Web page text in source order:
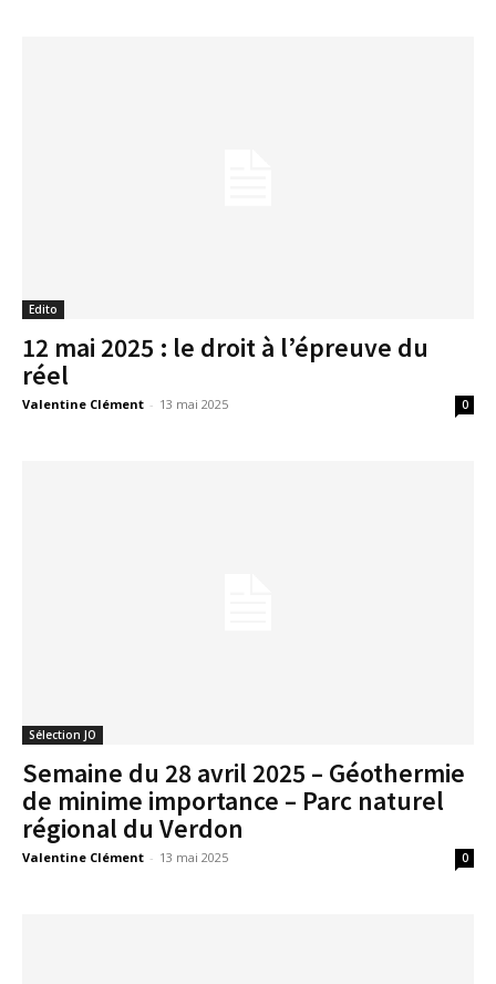
Edito
12 mai 2025 : le droit à l’épreuve du
réel
Valentine Clément - 13 mai 2025 0
Sélection JO
Semaine du 28 avril 2025 – Géothermie
de minime importance – Parc naturel
régional du Verdon
Valentine Clément - 13 mai 2025 0